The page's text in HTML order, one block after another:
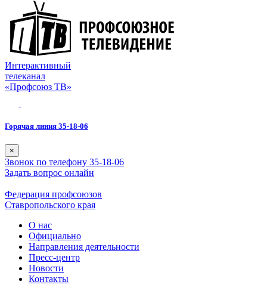
Интерактивный
телеканал
«Профсоюз ТВ»
Горячая линия 35-18-06
×
Звонок по телефону 35-18-06
Задать вопрос онлайн
Федерация профсоюзов
Ставропольского края
О нас
Официально
Направления деятельности
Пресс-центр
Новости
Контакты